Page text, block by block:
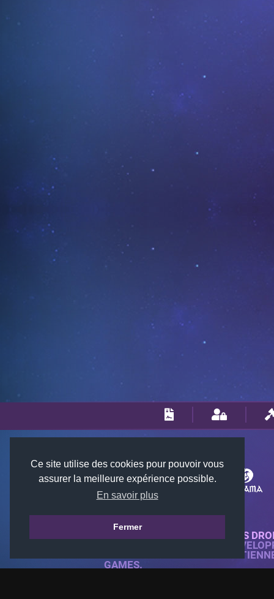
Ce site utilise des cookies pour pouvoir vous
assurer la meilleure expérience possible.
En savoir plus
Fermer
© 2018-2026 KTARENA. TOUS
SITE WEB ENTIÈREMENT
TOUTES LES IMAGES
GAMES.